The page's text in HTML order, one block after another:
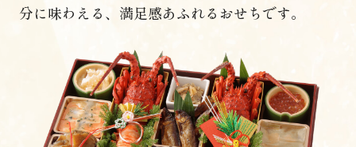
分に味わえる、満足感あふれるおせちです。